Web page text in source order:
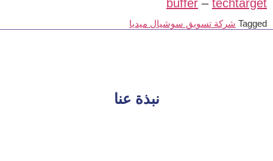
buffer – techtarget
Tagged شركة تسويق سوشيال ميديا
نبذة عنا